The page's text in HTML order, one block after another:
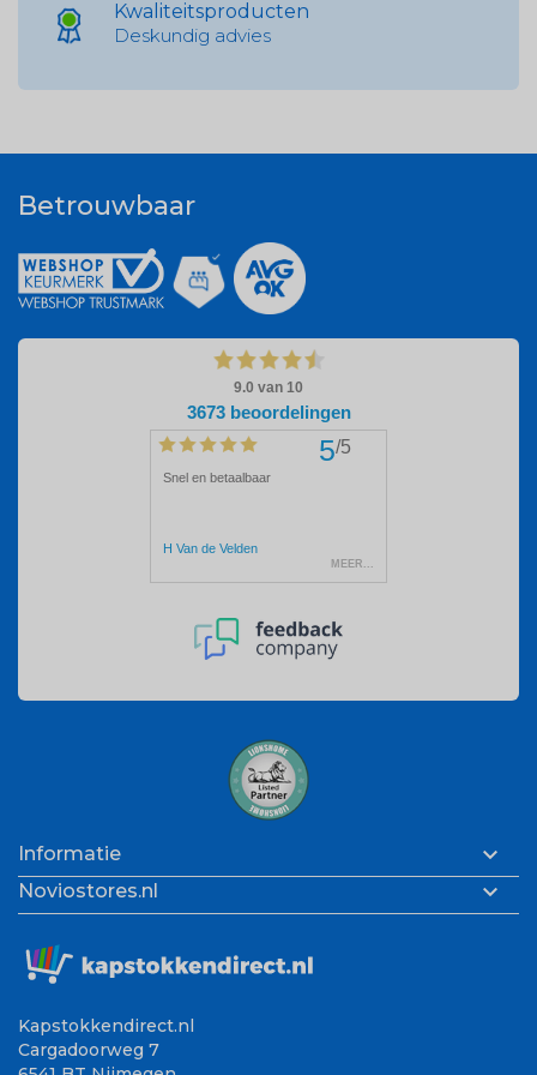
Kwaliteitsproducten
Deskundig advies
Betrouwbaar
Informatie 
Noviostores.nl 
Kapstokkendirect.nl
Cargadoorweg 7